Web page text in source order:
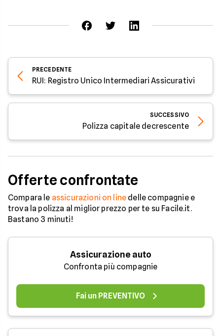
PRECEDENTE
RUI: Registro Unico Intermediari Assicurativi
SUCCESSIVO
Polizza capitale decrescente
Offerte confrontate
Compara le assicurazioni on line delle compagnie e
trova la polizza al miglior prezzo per te su Facile.it.
Bastano 3 minuti!
Assicurazione auto
Confronta più compagnie
Fai un PREVENTIVO